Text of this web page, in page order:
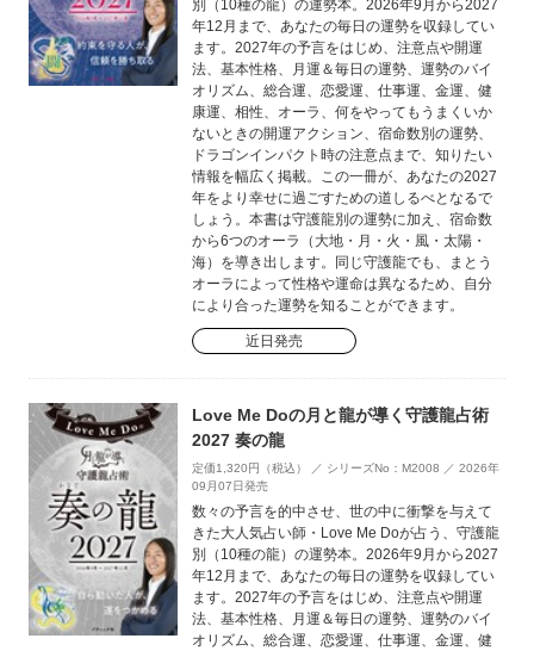
別（10種の龍）の運勢本。2026年9月から2027
年12月まで、あなたの毎日の運勢を収録してい
ます。2027年の予言をはじめ、注意点や開運
法、基本性格、月運＆毎日の運勢、運勢のバイ
オリズム、総合運、恋愛運、仕事運、金運、健
康運、相性、オーラ、何をやってもうまくいか
ないときの開運アクション、宿命数別の運勢、
ドラゴンインパクト時の注意点まで、知りたい
情報を幅広く掲載。この一冊が、あなたの2027
年をより幸せに過ごすための道しるべとなるで
しょう。本書は守護龍別の運勢に加え、宿命数
から6つのオーラ（大地・月・火・風・太陽・
海）を導き出します。同じ守護龍でも、まとう
オーラによって性格や運命は異なるため、自分
により合った運勢を知ることができます。
近日発売
Love Me Doの月と龍が導く守護龍占術
2027 奏の龍
定価1,320円（税込） ／ シリーズNo：M2008 ／ 2026年
09月07日発売
数々の予言を的中させ、世の中に衝撃を与えて
きた大人気占い師・Love Me Doが占う、守護龍
別（10種の龍）の運勢本。2026年9月から2027
年12月まで、あなたの毎日の運勢を収録してい
ます。2027年の予言をはじめ、注意点や開運
法、基本性格、月運＆毎日の運勢、運勢のバイ
オリズム、総合運、恋愛運、仕事運、金運、健